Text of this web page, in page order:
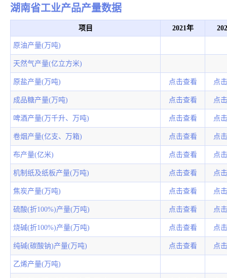
湖南省工业产品产量数据
项目 2021年
原油产量(万吨)
天然气产量(亿立方米)
原盐产量(万吨) 点击查看 点
成品糖产量(万吨) 点击查看 点
啤酒产量(万千升、万吨) 点击查看 点
卷烟产量(亿支、万箱) 点击查看 点
布产量(亿米) 点击查看 点
机制纸及纸板产量(万吨) 点击查看 点
焦炭产量(万吨) 点击查看 点
硫酸(折100%)产量(万吨) 点击查看 点
烧碱(折100%)产量(万吨) 点击查看 点
纯碱(碳酸钠)产量(万吨) 点击查看 点
乙烯产量(万吨)